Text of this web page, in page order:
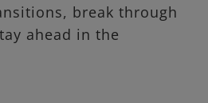
break through
ahead in the